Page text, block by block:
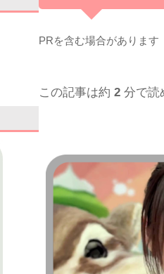
PRを含む場合があります
この記事は約 2 分で読